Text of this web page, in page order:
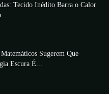
Tecido Inédito Barra o Calor
Sugerem Que
Escura É...